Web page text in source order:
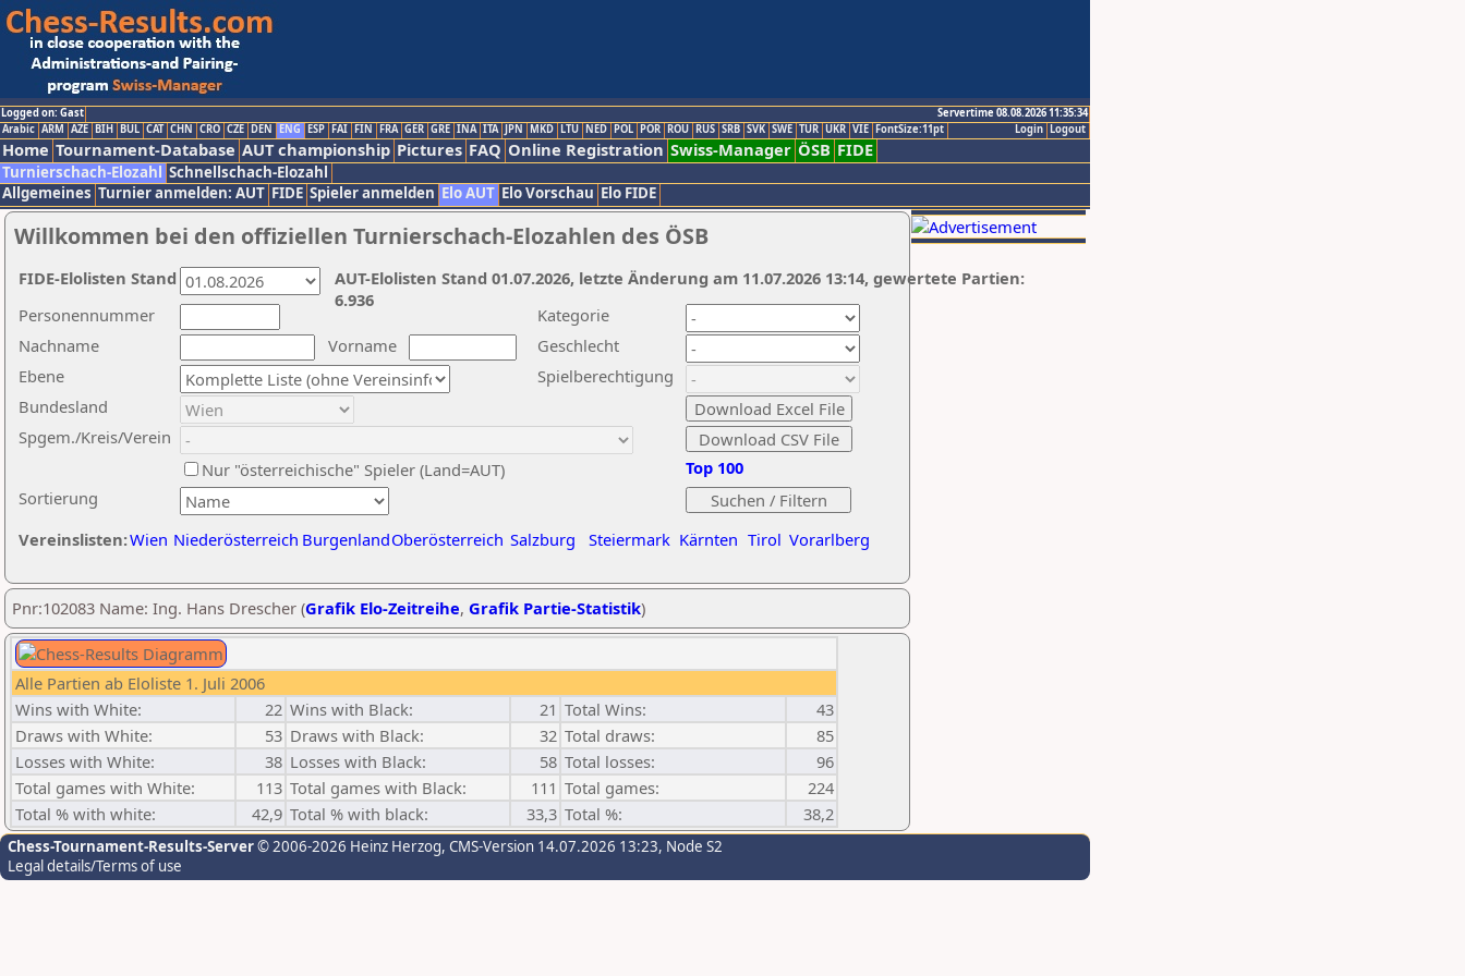
Logged on: Gast
Servertime 08.08.2026 11:35:34
Logout
Login
Arabic ARM AZE BIH BUL CAT CHN CRO CZE DEN ENG ESP FAI FIN FRA GER GRE INA ITA JPN MKD LTU NED POL POR ROU RUS SRB SVK SWE TUR UKR VIE FontSize:11pt
Home Tournament-Database AUT championship Pictures FAQ Online Registration Swiss-Manager ÖSB FIDE
Turnierschach-Elozahl Schnellschach-Elozahl
Allgemeines Turnier anmelden: AUT FIDE Spieler anmelden Elo AUT Elo Vorschau Elo FIDE
Willkommen bei den offiziellen Turnierschach-Elozahlen des ÖSB
Nachname
Vorname
Ebene
Kategorie
Sortierung
Personennummer
Bundesland
Spgem./Kreis/Verein
Geschlecht
Nur "österreichische" Spieler (Land=AUT)
Spielberechtigung
Vereinslisten:Wien Niederösterreich BurgenlandOberösterreich Salzburg Steiermark Kärnten Tirol Vorarlberg
Top 100
AUT-Elolisten Stand 01.07.2026, letzte Änderung am 11.07.2026 13:14, gewertete Partien:
6.936
FIDE-Elolisten Stand
Pnr:102083 Name: Ing. Hans Drescher (Grafik Elo-Zeitreihe, Grafik Partie-Statistik)
Alle Partien ab Eloliste 1. Juli 2006
Wins with White:
22 Wins with Black: 21 Total Wins:
43
Draws with White:
53 Draws with Black: 32 Total draws:
85
Losses with White:
38 Losses with Black: 58 Total losses:
96
Total games with White:
113 Total games with Black: 111 Total games:
224
Total % with white:
42,9 Total % with black: 33,3 Total %: 38,2
Chess-Tournament-Results-Server© 2006-2026 Heinz Herzog, CMS-Version 14.07.2026 13:23, Node S2
Legal details/Terms of use